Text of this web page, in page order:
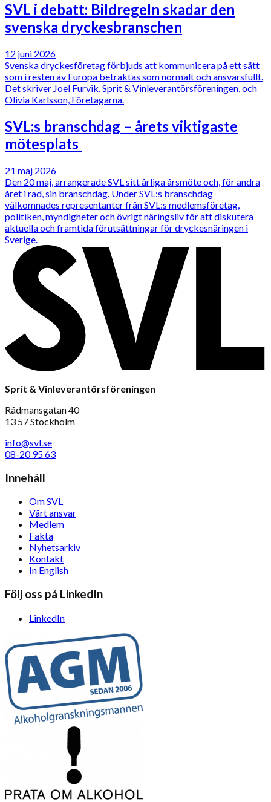
SVL i debatt: Bildregeln skadar den
svenska dryckesbranschen
12 juni 2026
Svenska dryckesföretag förbjuds att kommunicera på ett sätt
som i resten av Europa betraktas som normalt och ansvarsfullt.
Det skriver Joel Furvik, Sprit & Vinleverantörsföreningen, och
Olivia Karlsson, Företagarna.
SVL:s branschdag – årets viktigaste
mötesplats
21 maj 2026
Den 20 maj, arrangerade SVL sitt årliga årsmöte och, för andra
året i rad, sin branschdag. Under SVL:s branschdag
välkomnades representanter från SVL:s medlemsföretag,
politiken, myndigheter och övrigt näringsliv för att diskutera
aktuella och framtida förutsättningar för dryckesnäringen i
Sverige.
Sprit & Vinleverantörsföreningen
Rådmansgatan 40
13 57 Stockholm
info@svl.se
08-20 95 63
Innehåll
Om SVL
Vårt ansvar
Medlem
Fakta
Nyhetsarkiv
Kontakt
In English
Följ oss på LinkedIn
LinkedIn